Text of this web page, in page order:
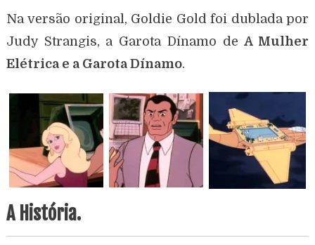
Na versão original, Goldie Gold foi dublada por
Judy Strangis, a Garota Dínamo deA Mulher
Elétrica e a Garota Dínamo.
A História.